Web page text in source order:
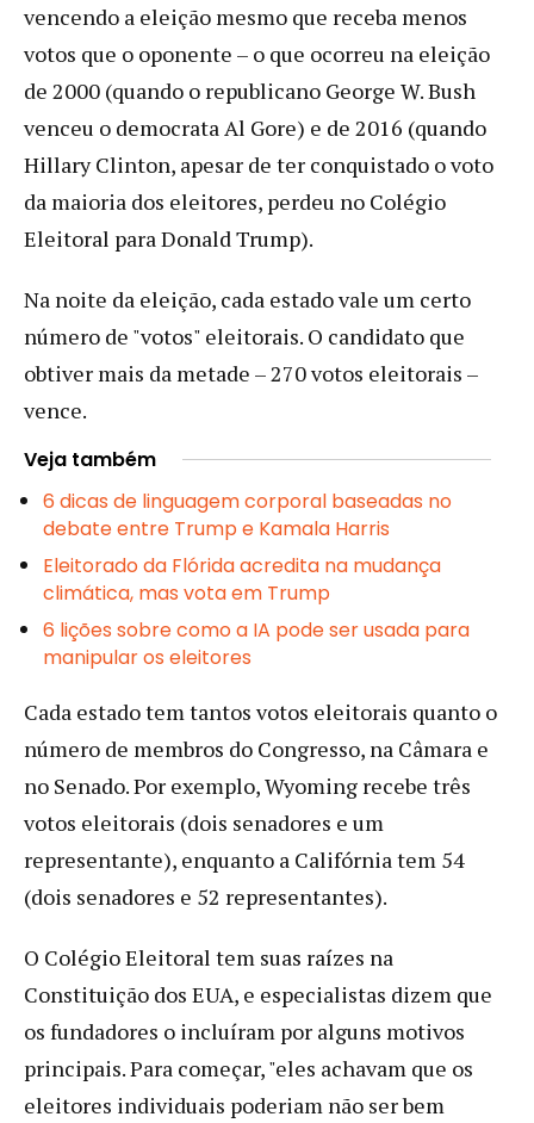
vencendo a eleição mesmo que receba menos
votos que o oponente – o que ocorreu na eleição
de 2000 (quando o republicano George W. Bush
venceu o democrata Al Gore) e de 2016 (quando
Hillary Clinton, apesar de ter conquistado o voto
da maioria dos eleitores, perdeu no Colégio
Eleitoral para Donald Trump).
Na noite da eleição, cada estado vale um certo
número de "votos" eleitorais. O candidato que
obtiver mais da metade – 270 votos eleitorais –
vence.
Veja também
6 dicas de linguagem corporal baseadas no
debate entre Trump e Kamala Harris
Eleitorado da Flórida acredita na mudança
climática, mas vota em Trump
6 lições sobre como a IA pode ser usada para
manipular os eleitores
Cada estado tem tantos votos eleitorais quanto o
número de membros do Congresso, na Câmara e
no Senado. Por exemplo, Wyoming recebe três
votos eleitorais (dois senadores e um
representante), enquanto a Califórnia tem 54
(dois senadores e 52 representantes).
O Colégio Eleitoral tem suas raízes na
Constituição dos EUA, e especialistas dizem que
os fundadores o incluíram por alguns motivos
principais. Para começar, "eles achavam que os
eleitores individuais poderiam não ser bem